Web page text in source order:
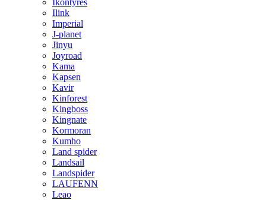
Ikontyres
Ilink
Imperial
J-planet
Jinyu
Joyroad
Kama
Kapsen
Kavir
Kinforest
Kingboss
Kingnate
Kormoran
Kumho
Land spider
Landsail
Landspider
LAUFENN
Leao